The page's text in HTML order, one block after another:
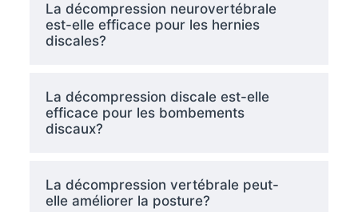
La décompression neurovertébrale
est-elle efficace pour les hernies
discales?
La décompression discale est-elle
efficace pour les bombements
discaux?
La décompression vertébrale peut-
elle améliorer la posture?